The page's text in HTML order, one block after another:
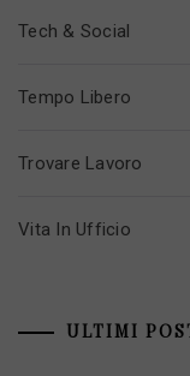
Tech & Social
Tempo Libero
Trovare Lavoro
Vita In Ufficio
ULTIMI